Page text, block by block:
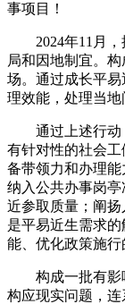
事项目！
2024年11月，
局和因地制宜。
场。通过成长平
理效能，处理当地
通过上述行动
有针对性的社会
备带领力和办理
纳入公共办事岗
近参取质量；阐
是平易近生需求
能、优化政策施行
构成一批有影
构应现实问题，连